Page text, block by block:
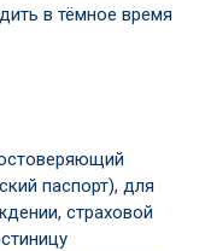
в тёмное время
паспорт), для
страховой